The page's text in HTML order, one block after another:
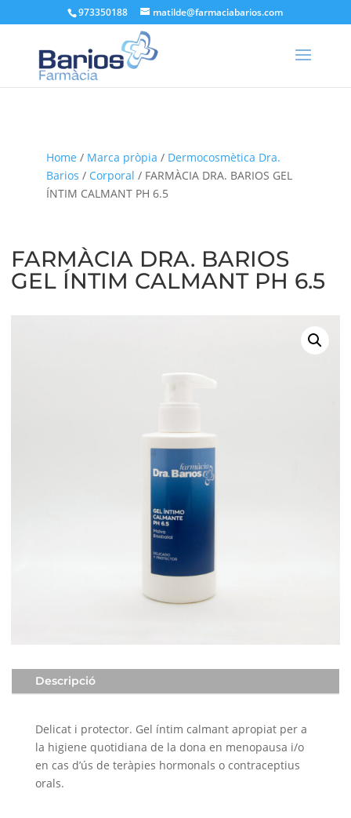
973350188 matilde@farmaciabarios.com
Home / Marca pròpia / Dermocosmètica Dra.
Barios / Corporal / FARMÀCIA DRA. BARIOS GEL
ÍNTIM CALMANT PH 6.5
FARMÀCIA DRA. BARIOS
GEL ÍNTIM CALMANT PH 6.5
Descripció
Delicat i protector. Gel íntim calmant apropiat per a
la higiene quotidiana de la dona en menopausa i/o
en cas d’ús de teràpies hormonals o contraceptius
orals.